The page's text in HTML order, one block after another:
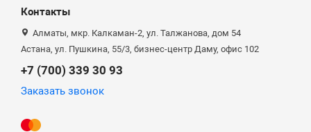
Контакты
Алматы, мкр. Калкаман-2, ул. Талжанова, дом 54
Астана, ул. Пушкина, 55/3, бизнес-центр Даму, офис 102
+7 (700) 339 30 93
Заказать звонок